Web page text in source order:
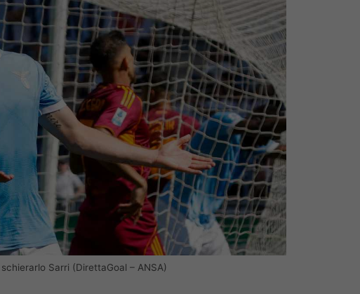
Sarri (DirettaGoal – ANSA)